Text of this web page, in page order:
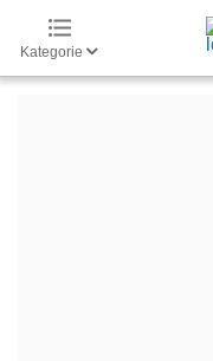
Kategorie